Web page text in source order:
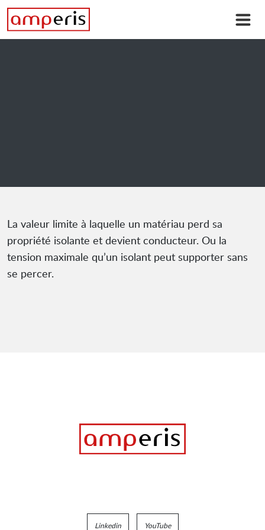
La valeur limite à laquelle un matériau perd sa
propriété isolante et devient conducteur. Ou la
tension maximale qu’un isolant peut supporter sans
se percer.
Linkedin YouTube